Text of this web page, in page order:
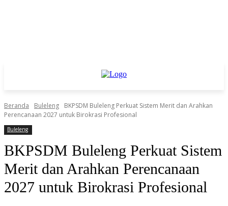
Beranda Buleleng
BKPSDM Buleleng Perkuat Sistem Merit dan Arahkan
Perencanaan 2027 untuk Birokrasi Profesional
Buleleng
BKPSDM Buleleng Perkuat Sistem
Merit dan Arahkan Perencanaan
2027 untuk Birokrasi Profesional